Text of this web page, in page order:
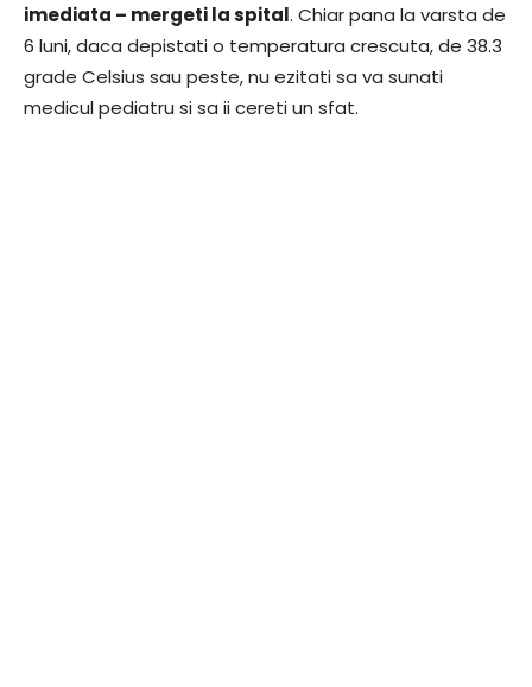
imediata – mergeti la spital. Chiar pana la varsta de
6 luni, daca depistati o temperatura crescuta, de 38.3
grade Celsius sau peste, nu ezitati sa va sunati
medicul pediatru si sa ii cereti un sfat.